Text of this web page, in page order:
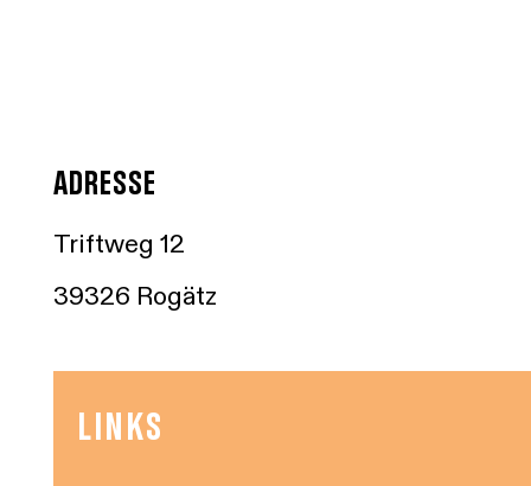
ADRESSE
Triftweg 12
39326 Rogätz
LINKS